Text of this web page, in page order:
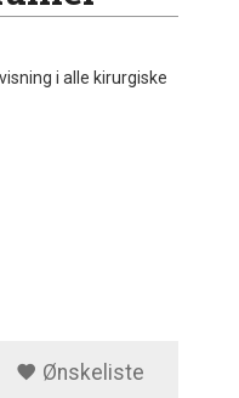
i alle kirurgiske
Ønskeliste